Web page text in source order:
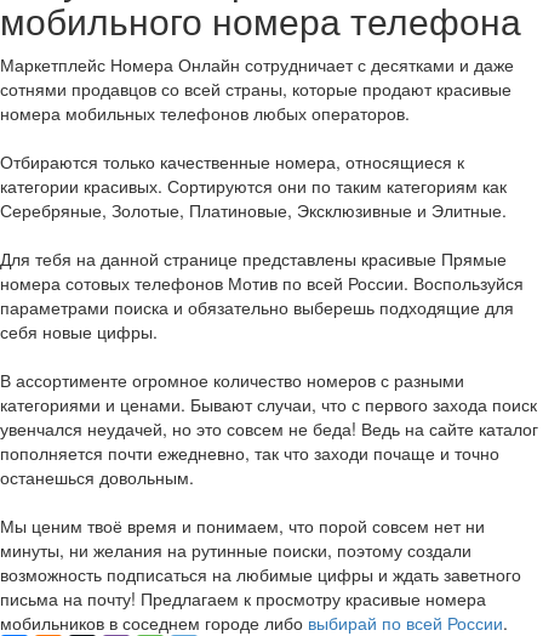
мобильного номера телефона
Маркетплейс Номера Онлайн сотрудничает с десятками и даже
сотнями продавцов со всей страны, которые продают красивые
номера мобильных телефонов любых операторов.
Отбираются только качественные номера, относящиеся к
категории красивых. Сортируются они по таким категориям как
Серебряные, Золотые, Платиновые, Эксклюзивные и Элитные.
Для тебя на данной странице представлены красивые Прямые
номера сотовых телефонов Мотив по всей России. Воспользуйся
параметрами поиска и обязательно выберешь подходящие для
себя новые цифры.
В ассортименте огромное количество номеров с разными
категориями и ценами. Бывают случаи, что с первого захода поиск
увенчался неудачей, но это совсем не беда! Ведь на сайте каталог
пополняется почти ежедневно, так что заходи почаще и точно
останешься довольным.
Мы ценим твоё время и понимаем, что порой совсем нет ни
минуты, ни желания на рутинные поиски, поэтому создали
возможность подписаться на любимые цифры и ждать заветного
письма на почту! Предлагаем к просмотру красивые номера
мобильников в соседнем городе либо выбирай по всей России.